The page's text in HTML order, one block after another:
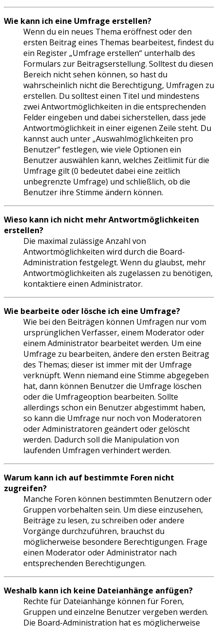
Wie kann ich eine Umfrage erstellen?
Wenn du ein neues Thema eröffnest oder den
ersten Beitrag eines Themas bearbeitest, findest du
ein Register „Umfrage erstellen“ unterhalb des
Formulars zur Beitragserstellung. Solltest du diesen
Bereich nicht sehen können, so hast du
wahrscheinlich nicht die Berechtigung, Umfragen zu
erstellen. Du solltest einen Titel und mindestens
zwei Antwortmöglichkeiten in die entsprechenden
Felder eingeben und dabei sicherstellen, dass jede
Antwortmöglichkeit in einer eigenen Zeile steht. Du
kannst auch unter „Auswahlmöglichkeiten pro
Benutzer“ festlegen, wie viele Optionen ein
Benutzer auswählen kann, welches Zeitlimit für die
Umfrage gilt (0 bedeutet dabei eine zeitlich
unbegrenzte Umfrage) und schließlich, ob die
Benutzer ihre Stimme ändern können.
Wieso kann ich nicht mehr Antwortmöglichkeiten
erstellen?
Die maximal zulässige Anzahl von
Antwortmöglichkeiten wird durch die Board-
Administration festgelegt. Wenn du glaubst, mehr
Antwortmöglichkeiten als zugelassen zu benötigen,
kontaktiere einen Administrator.
Wie bearbeite oder lösche ich eine Umfrage?
Wie bei den Beiträgen können Umfragen nur vom
ursprünglichen Verfasser, einem Moderator oder
einem Administrator bearbeitet werden. Um eine
Umfrage zu bearbeiten, ändere den ersten Beitrag
des Themas; dieser ist immer mit der Umfrage
verknüpft. Wenn niemand eine Stimme abgegeben
hat, dann können Benutzer die Umfrage löschen
oder die Umfrageoption bearbeiten. Sollte
allerdings schon ein Benutzer abgestimmt haben,
so kann die Umfrage nur noch von Moderatoren
oder Administratoren geändert oder gelöscht
werden. Dadurch soll die Manipulation von
laufenden Umfragen verhindert werden.
Warum kann ich auf bestimmte Foren nicht
zugreifen?
Manche Foren können bestimmten Benutzern oder
Gruppen vorbehalten sein. Um diese einzusehen,
Beiträge zu lesen, zu schreiben oder andere
Vorgänge durchzuführen, brauchst du
möglicherweise besondere Berechtigungen. Frage
einen Moderator oder Administrator nach
entsprechenden Berechtigungen.
Weshalb kann ich keine Dateianhänge anfügen?
Rechte für Dateianhänge können für Foren,
Gruppen und einzelne Benutzer vergeben werden.
Die Board-Administration hat es möglicherweise